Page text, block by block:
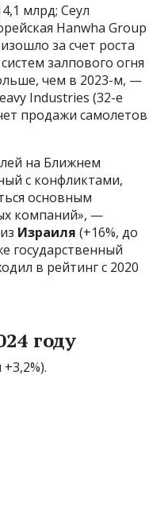
млрд; Сеул
Hanwha Group
за счет роста
залпового огня
чем в 2023-м, —
Industries (32-е
продажи самолетов
на Ближнем
с конфликтами,
основным
компаний», —
Израиля (+16%, до
государственный
в рейтинг с 2020
году